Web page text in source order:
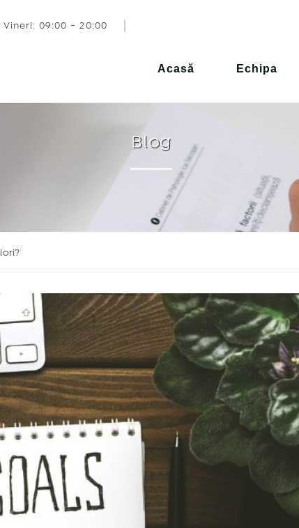
Vineri: 09:00 - 20:00
Acasă Echipa
Blog